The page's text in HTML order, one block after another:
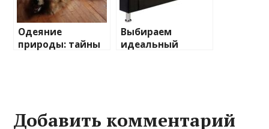
Одеяние
природы: тайны
Выбираем
идеальный
Добавить комментарий